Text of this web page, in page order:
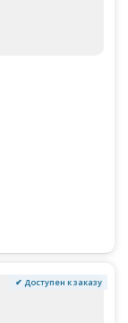
✔ Доступен к заказу